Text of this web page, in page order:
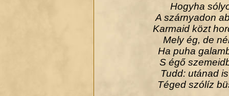
Hogyha
A szárnyadon
Karmaid közt
Mely ég, de
Ha puha
S égő
Tudd: utánad
Téged szólíz